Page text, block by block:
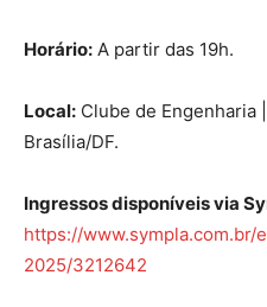
Horário: A partir das 19h.
Local: Clube de Engenharia
Brasília/DF.
Ingressos disponíveis via
https://www.sympla.com.br/
2025/3212642